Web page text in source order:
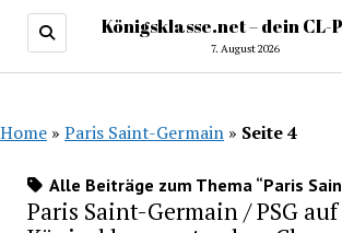
Königsklasse.net – dein
7. August 2026
Home » Paris Saint-Germain » Seite 4
Alle Beiträge zum Thema “Paris
Paris Saint-Germain / PSG auf